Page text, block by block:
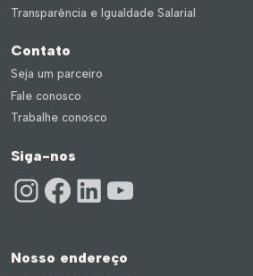
Transparência e Igualdade Salarial
Contato
Seja um parceiro
Fale conosco
Trabalhe conosco
Siga-nos
Nosso endereço